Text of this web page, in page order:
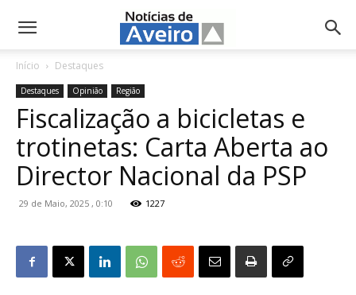
NotíciasdeAveiro.pt
Início Destaques
Destaques Opinião Região
Fiscalização a bicicletas e
trotinetas: Carta Aberta ao
Director Nacional da PSP
29 de Maio, 2025 , 0:10 1227